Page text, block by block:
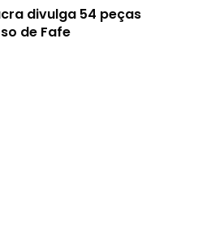
divulga 54 peças
de Fafe